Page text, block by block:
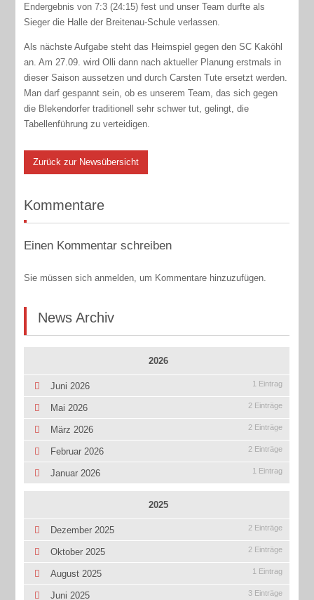
Endergebnis von 7:3 (24:15) fest und unser Team durfte als
Sieger die Halle der Breitenau-Schule verlassen.
Als nächste Aufgabe steht das Heimspiel gegen den SC Kaköhl
an. Am 27.09. wird Olli dann nach aktueller Planung erstmals in
dieser Saison aussetzen und durch Carsten Tute ersetzt werden.
Man darf gespannt sein, ob es unserem Team, das sich gegen
die Blekendorfer traditionell sehr schwer tut, gelingt, die
Tabellenführung zu verteidigen.
Zurück zur Newsübersicht
Kommentare
Einen Kommentar schreiben
Sie müssen sich anmelden, um Kommentare hinzuzufügen.
News Archiv
2026
Juni 2026 1 Eintrag
Mai 2026 2 Einträge
März 2026 2 Einträge
Februar 2026 2 Einträge
Januar 2026 1 Eintrag
2025
Dezember 2025 2 Einträge
Oktober 2025 2 Einträge
August 2025 1 Eintrag
Juni 2025 3 Einträge